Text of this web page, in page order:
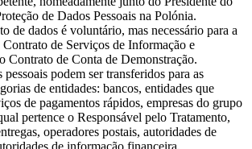
de Dados Pessoais na Polónia.
de dados é voluntário, mas necessário para a
Contrato de Serviços de Informação e
Contrato de Conta de Demonstração.
pessoais podem ser transferidos para as
de entidades: bancos, entidades que
de pagamentos rápidos, empresas do grupo
pertence o Responsável pelo Tratamento,
operadores postais, autoridades de
de informação financeira,